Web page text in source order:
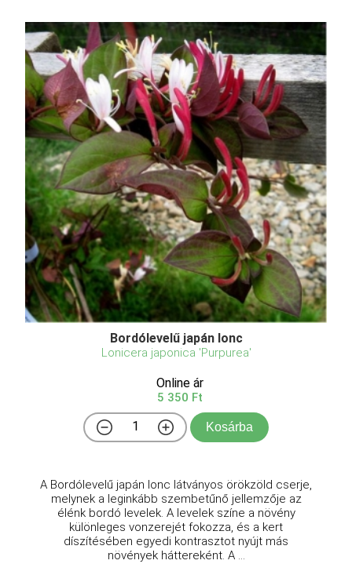
Bordólevelű japán lonc
Lonicera japonica 'Purpurea'
Online ár
5 350 Ft
Kosárba
A Bordólevelű japán lonc látványos örökzöld cserje,
melynek a leginkább szembetűnő jellemzője az
élénk bordó levelek. A levelek színe a növény
különleges vonzerejét fokozza, és a kert
díszítésében egyedi kontrasztot nyújt más
növények háttereként. A ...